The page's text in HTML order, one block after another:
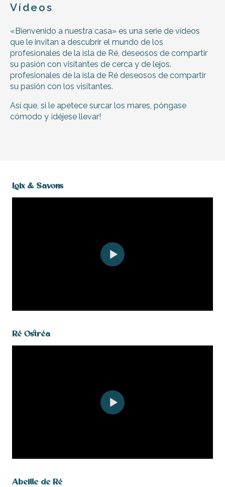
Vídeos
«Bienvenido a nuestra casa» es una serie de vídeos
que le invitan a descubrir el mundo de los
profesionales de la isla de Ré, deseosos de compartir
su pasión con visitantes de cerca y de lejos.
profesionales de la isla de Ré deseosos de compartir
su pasión con los visitantes.
Así que, si le apetece surcar los mares, póngase
cómodo y ¡déjese llevar!
Loix & Savons
Ré Ostréa
Abeille de Ré